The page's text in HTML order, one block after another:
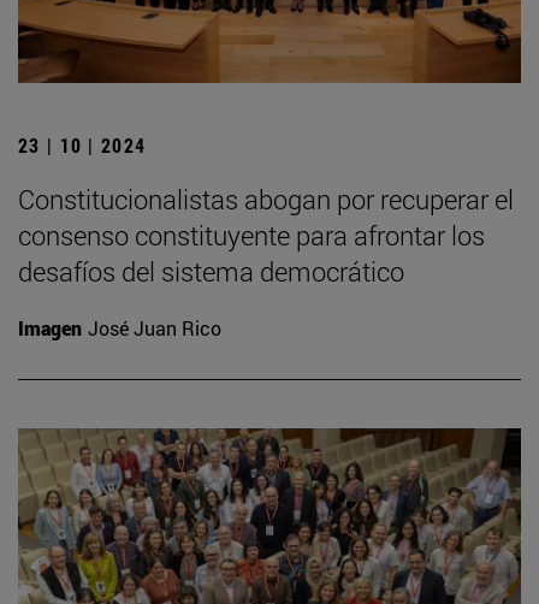
23 | 10 | 2024
Constitucionalistas abogan por recuperar el
consenso constituyente para afrontar los
desafíos del sistema democrático
Imagen José Juan Rico